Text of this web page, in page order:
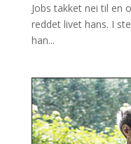
Jobs takket nei til en
reddet livet hans. I
han...